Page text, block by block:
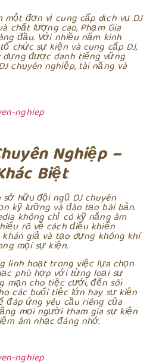
một đơn vị cung cấp dịch vụ DJ
chất lượng cao, Phạm Gia
đầu. Với nhiều năm kinh
chức sự kiện và cung cấp DJ,
dựng được danh tiếng vững
chuyên nghiệp, tài năng và
Nghiệp –
Biệt
sở hữu đội ngũ DJ chuyên
kỹ lưỡng và đào tạo bài bản.
không chỉ có kỹ năng âm
rõ về cách điều khiển
giả và tạo dựng không khí
mọi sự kiện.
linh hoạt trong việc lựa chọn
phù hợp với từng loại sự
mạn cho tiệc cưới, đến sôi
các buổi tiệc lớn hay sự kiện
đáp ứng yêu cầu riêng của
mọi người tham gia sự kiện
âm nhạc đáng nhớ.